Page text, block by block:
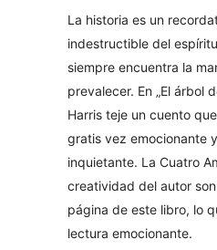
La historia es un
indestructible del
siempre encuentra la
prevalecer. En „El árbol
Harris teje un cuento
gratis vez emocionante
inquietante. La Cuatro
creatividad del autor
página de este libro, lo
lectura emocionante.